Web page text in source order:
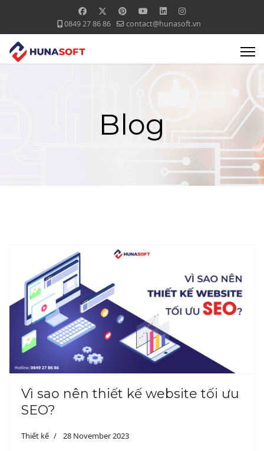
0849 27 86 86 contact@hunasoft.vn
Blog
Vì sao nên thiết kế website tối ưu
SEO?
Thiết kế 28 November 2023